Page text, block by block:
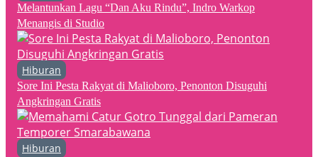
Melantunkan Lagu “Dan Aku Rindu”, Indro Warkop
Menangis di Studio
Hiburan
Sore Ini Pesta Rakyat di Malioboro, Penonton Disuguhi
Angkringan Gratis
Hiburan